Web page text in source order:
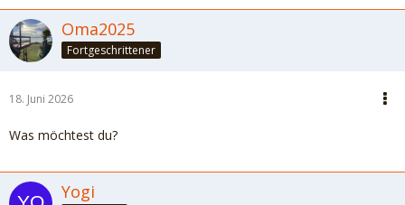
Oma2025
Fortgeschrittener
18. Juni 2026
Was möchtest du?
Yogi